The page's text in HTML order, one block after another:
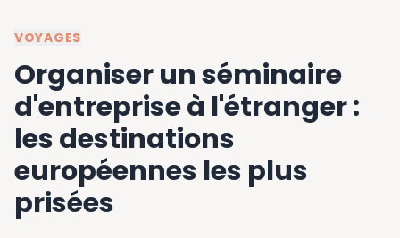
VOYAGES
Organiser un séminaire
d'entreprise à l'étranger :
les destinations
européennes les plus
prisées